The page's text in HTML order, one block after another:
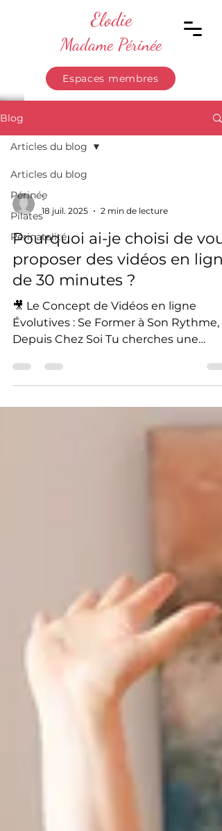
Elodie
Madame Périnée
Espaces membres
Blog
Articles du blog
Périnée
Pilates
Périnatalité
Articles du blog
-
18 juil. 2025
2 min de lecture
Pourquoi ai-je choisi de
proposer des vidéos en
de 30 minutes ?
🎥 Le Concept de Vidéos en ligne
Évolutives : Se Former à Son Rythme,
Depuis Chez Soi Tu cherches une